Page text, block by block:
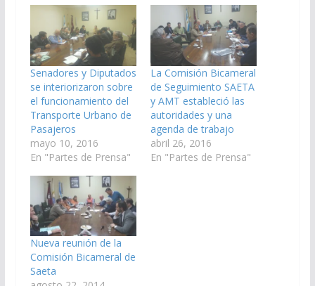
Senadores y Diputados
se interiorizaron sobre
el funcionamiento del
Transporte Urbano de
Pasajeros
mayo 10, 2016
En "Partes de Prensa"
La Comisión Bicameral
de Seguimiento SAETA
y AMT estableció las
autoridades y una
agenda de trabajo
abril 26, 2016
En "Partes de Prensa"
Nueva reunión de la
Comisión Bicameral de
Saeta